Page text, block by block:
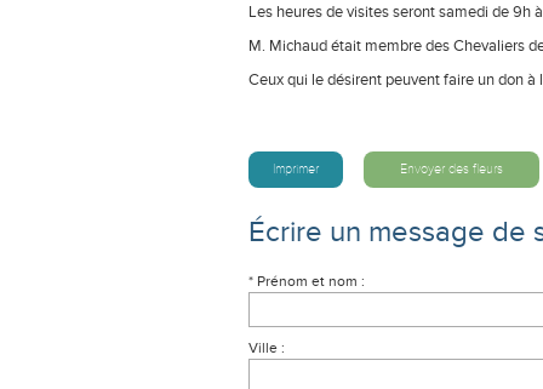
Les heures de visites seront samedi de 9h
M. Michaud était membre des Chevaliers
Ceux qui le désirent peuvent faire un don à
Imprimer Envoyer des fleurs
Écrire un message de
* Prénom et nom :
Ville :